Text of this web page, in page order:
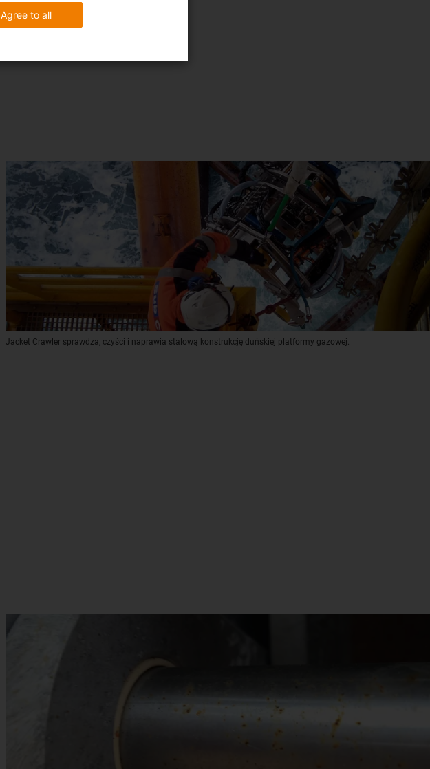
Jacket Crawler sprawdza, czyści i naprawia stalową konstrukcję duńskiej platformy gazowej.
Agree to all